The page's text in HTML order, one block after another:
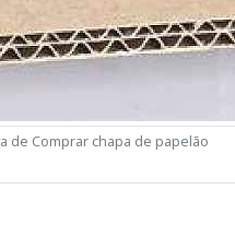
de Comprar chapa de papelão